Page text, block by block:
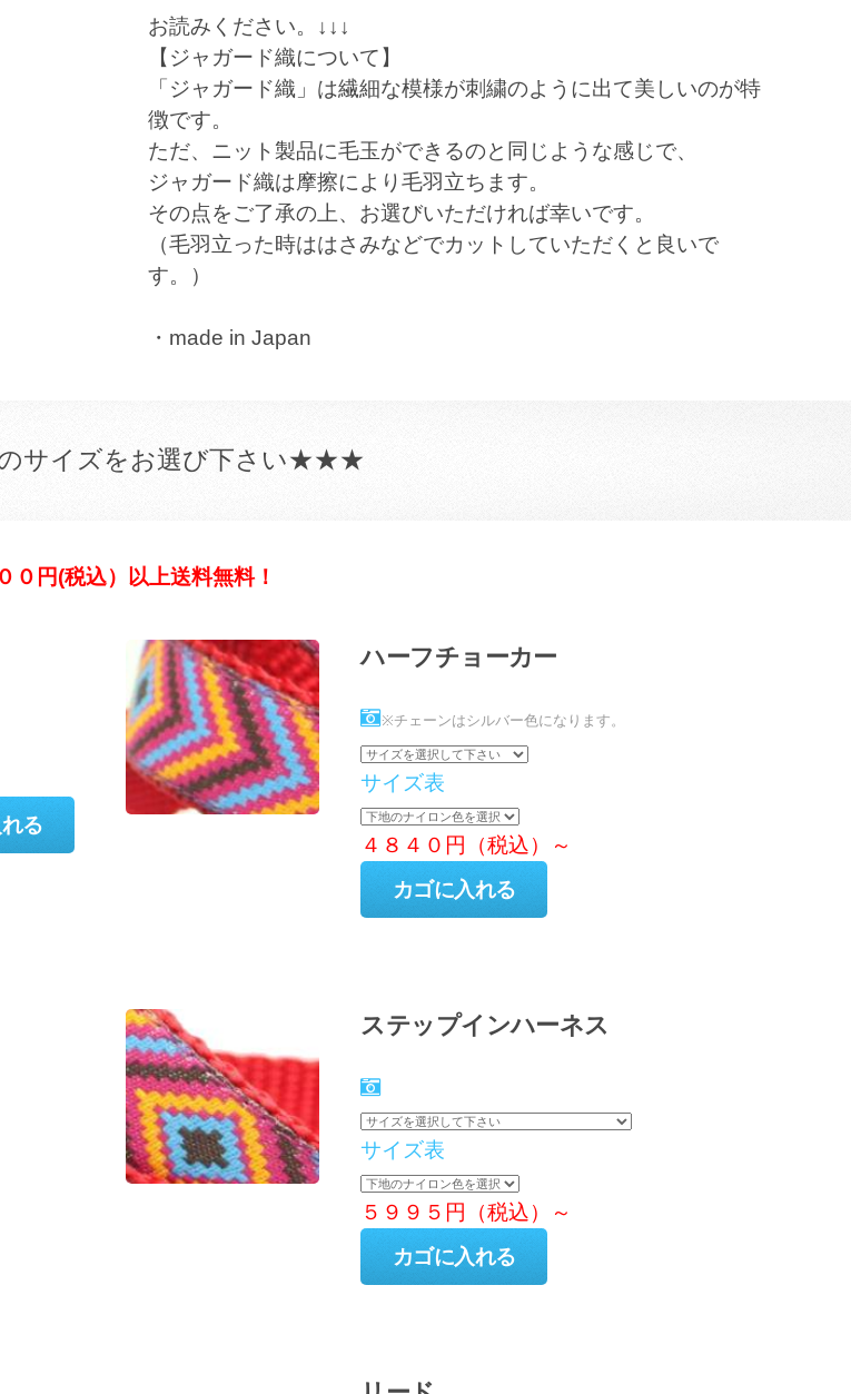
お読みください。↓↓↓
【ジャガード織について】
「ジャガード織」は繊細な模様が刺繍のように出て美しいのが特
徴です。
ただ、ニット製品に毛玉ができるのと同じような感じで、
ジャガード織は摩擦により毛羽立ちます。
その点をご了承の上、お選びいただければ幸いです。
（毛羽立った時ははさみなどでカットしていただくと良いで
す。）
・made in Japan
サイズをお選び下さい★★★
０円(税込）以上送料無料！
ハーフチョーカー
※チェーンはシルバー色になります。
サイズ表
４８４０円（税込）～
ステップインハーネス
サイズ表
５９９５円（税込）～